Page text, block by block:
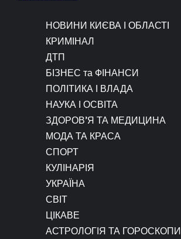
НОВИНИ КИЄВА І ОБЛАСТІ
КРИМІНАЛ
ДТП
БІЗНЕС та ФІНАНСИ
ПОЛІТИКА І ВЛАДА
НАУКА І ОСВІТА
ЗДОРОВ’Я ТА МЕДИЦИНА
МОДА ТА КРАСА
СПОРТ
КУЛІНАРІЯ
УКРАЇНА
СВІТ
ЦІКАВЕ
АСТРОЛОГІЯ ТА ГОРОСКОПИ